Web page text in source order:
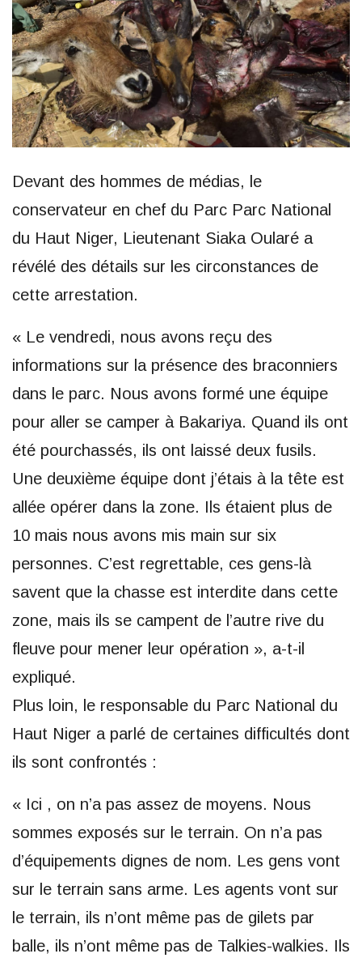
Devant des hommes de médias, le
conservateur en chef du Parc Parc National
du Haut Niger, Lieutenant Siaka Oularé a
révélé des détails sur les circonstances de
cette arrestation.
« Le vendredi, nous avons reçu des
informations sur la présence des braconniers
dans le parc. Nous avons formé une équipe
pour aller se camper à Bakariya. Quand ils ont
été pourchassés, ils ont laissé deux fusils.
Une deuxième équipe dont j’étais à la tête est
allée opérer dans la zone. Ils étaient plus de
10 mais nous avons mis main sur six
personnes. C’est regrettable, ces gens-là
savent que la chasse est interdite dans cette
zone, mais ils se campent de l’autre rive du
fleuve pour mener leur opération », a-t-il
expliqué.
Plus loin, le responsable du Parc National du
Haut Niger a parlé de certaines difficultés dont
ils sont confrontés :
« Ici , on n’a pas assez de moyens. Nous
sommes exposés sur le terrain. On n’a pas
d’équipements dignes de nom. Les gens vont
sur le terrain sans arme. Les agents vont sur
le terrain, ils n’ont même pas de gilets par
balle, ils n’ont même pas de Talkies-walkies. Ils